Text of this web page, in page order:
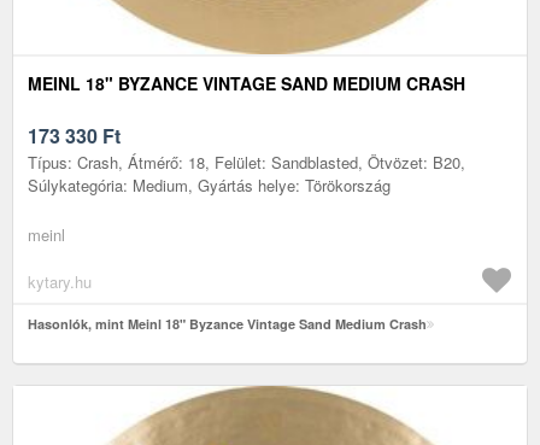
MEINL 18" BYZANCE VINTAGE SAND MEDIUM CRASH
173 330 Ft
Típus: Crash, Átmérő: 18, Felület: Sandblasted, Ötvözet: B20,
Súlykategória: Medium, Gyártás helye: Törökország
meinl
kytary.hu
Hasonlók, mint Meinl 18" Byzance Vintage Sand Medium Crash